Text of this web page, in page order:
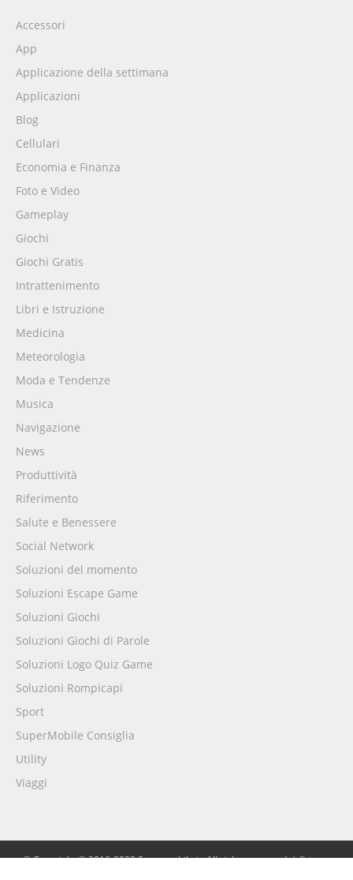
Accessori
App
Applicazione della settimana
Applicazioni
Blog
Cellulari
Economia e Finanza
Foto e Video
Gameplay
Giochi
Giochi Gratis
Intrattenimento
Libri e Istruzione
Medicina
Meteorologia
Moda e Tendenze
Musica
Navigazione
News
Produttività
Riferimento
Salute e Benessere
Social Network
Soluzioni del momento
Soluzioni Escape Game
Soluzioni Giochi
Soluzioni Giochi di Parole
Soluzioni Logo Quiz Game
Soluzioni Rompicapi
Sport
SuperMobile Consiglia
Utility
Viaggi
© Copyright © 2016-2022 Supermobile.it. All rights reserved. |Privacy